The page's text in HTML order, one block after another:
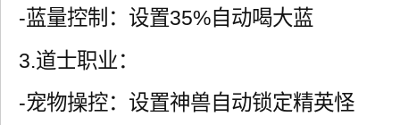
-蓝量控制：设置35%自动喝大蓝
3.道士职业：
-宠物操控：设置神兽自动锁定精英怪